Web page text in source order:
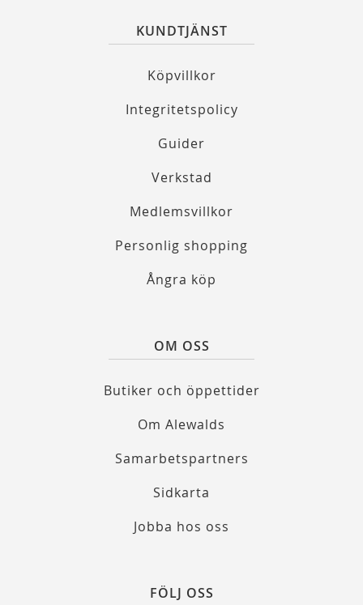
KUNDTJÄNST
Köpvillkor
Integritetspolicy
Guider
Verkstad
Medlemsvillkor
Personlig shopping
Ångra köp
OM OSS
Butiker och öppettider
Om Alewalds
Samarbetspartners
Sidkarta
Jobba hos oss
FÖLJ OSS